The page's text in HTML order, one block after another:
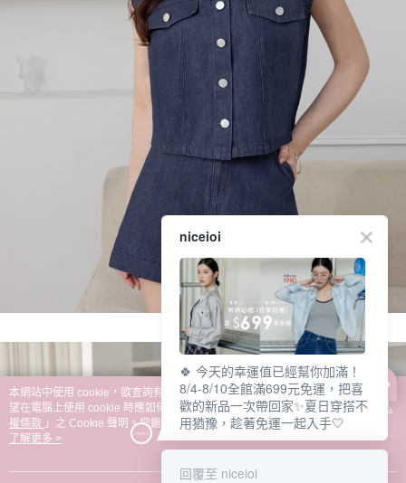
本網站中使用 cookie，欲查詢有關本網站使用 cookie 方式之詳情，及若您不希
望在電腦上使用 cookie 時應如何變更電腦的 cookie 設定，請參閱本網站「
隱私
權條款 」之 Cookie 聲明。您繼續使用本網站即表示您同意本公司得按本網站使
用條款之 Cookie 聲明使用 cookie。
了解更多 >
niceioi
🍀 今天的幸運值已經幫你加滿！
8/4-8/10全館滿699元免運，把喜
歡的新品一次帶回家✨夏日穿搭不
用猶豫，趁著免運一起入手🤍
回覆至 niceioi